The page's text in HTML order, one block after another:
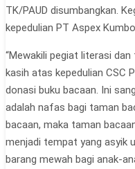
TK/PAUD disumbangkan.
kepedulian PT Aspex
“Mewakili pegiat literasi
kasih atas kepedulian CSC
donasi buku bacaan. Ini
adalah nafas bagi taman
bacaan, maka taman
menjadi tempat yang asyik
barang mewah bagi anak-